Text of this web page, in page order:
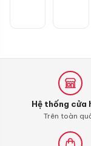
Hệ thống cửa
Trên toàn